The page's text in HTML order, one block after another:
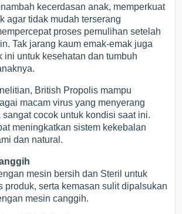
kecerdasan anak, memperkuat
agar tidak mudah terserang
proses pemulihan setelah
Tak jarang kaum emak-emak juga
ini untuk kesehatan dan tumbuh
British Propolis mampu
macam virus yang menyerang
cocok untuk kondisi saat ini.
meningkatkan sistem kekebalan
dan natural.
mesin bersih dan Steril untuk
produk, serta kemasan sulit dipalsukan
mesin canggih.